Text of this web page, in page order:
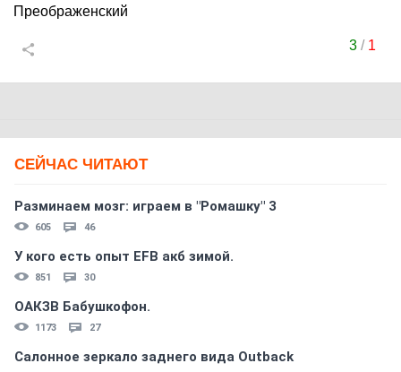
Преображенский
3/ 1
СЕЙЧАС ЧИТАЮТ
Разминаем мозг: играем в "Ромашку" 3
605 46
У кого есть опыт EFB акб зимой.
851 30
ОАКЗВ Бабушкофон.
1173 27
Салонное зеркало заднего вида Outback